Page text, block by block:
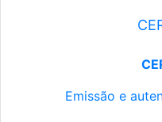
Emissão e